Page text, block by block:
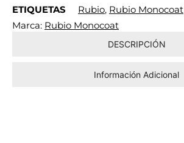
ETIQUETAS
Rubio, Rubio Monocoat
Marca: Rubio Monocoat
DESCRIPCIÓN
Información Adicional